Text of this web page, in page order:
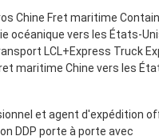
Chine Fret maritime
océanique vers les États-
LCL+Express Truck
maritime Chine vers les
et agent d'expédition
DDP porte à porte avec